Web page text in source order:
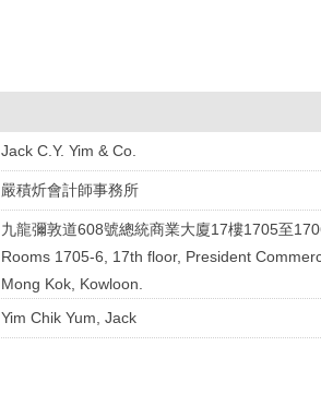
Jack C.Y. Yim & Co.
嚴積炘會計師事務所
九龍彌敦道608號總統商業大廈17樓1705至
Rooms 1705-6, 17th floor, President
Mong Kok, Kowloon.
Yim Chik Yum, Jack